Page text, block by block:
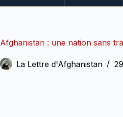
Afghanistan : une nation sans
La Lettre d'Afghanistan